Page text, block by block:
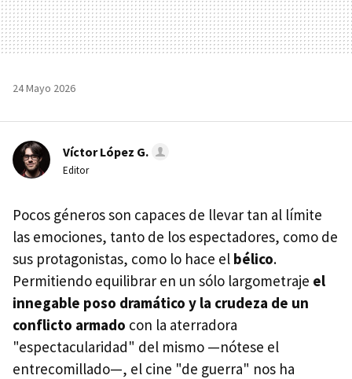
24 Mayo 2026
Víctor López G.
Editor
Pocos géneros son capaces de llevar tan al límite
las emociones, tanto de los espectadores, como de
sus protagonistas, como lo hace el bélico.
Permitiendo equilibrar en un sólo largometraje el
innegable poso dramático y la crudeza de un
conflicto armado con la aterradora
"espectacularidad" del mismo —nótese el
entrecomillado—, el cine "de guerra" nos ha